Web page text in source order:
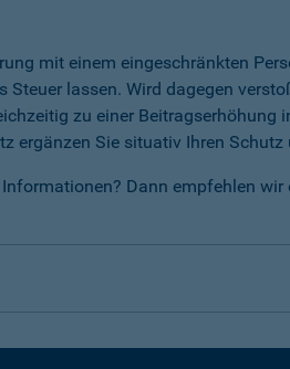
mit einem eingeschränkten
Steuer lassen. Wird dagegen
zu einer Beitragserhöhung
ergänzen Sie situativ Ihren
Dann empfehlen wir